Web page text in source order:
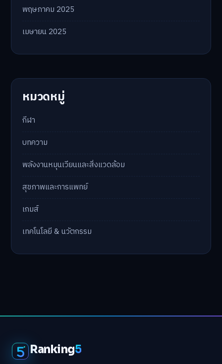
พฤษภาคม 2025
เมษายน 2025
หมวดหมู่
กีฬา
บทความ
พลังงานหมุนเวียนและสิ่งแวดล้อม
สุขภาพและการแพทย์
เกมส์
เทคโนโลยี & นวัตกรรม
Ranking5